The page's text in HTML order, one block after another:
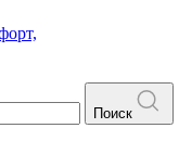
Поиск